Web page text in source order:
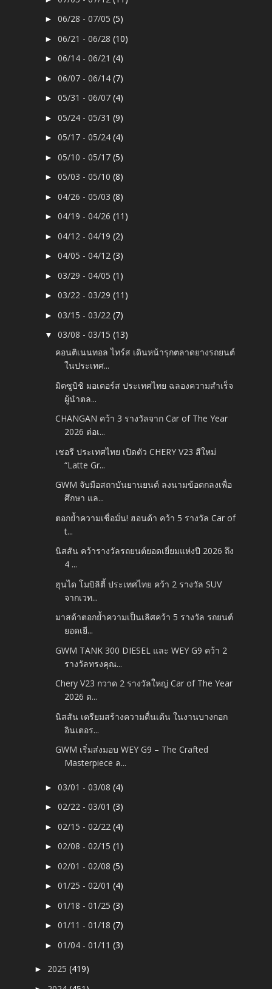
►06/28 - 07/05(5)
►06/21 - 06/28(10)
►06/14 - 06/21(4)
►06/07 - 06/14(7)
►05/31 - 06/07(4)
►05/24 - 05/31(9)
►05/17 - 05/24(4)
►05/10 - 05/17(5)
►05/03 - 05/10(8)
►04/26 - 05/03(8)
►04/19 - 04/26(11)
►04/12 - 04/19(2)
►04/05 - 04/12(3)
►03/29 - 04/05(1)
►03/22 - 03/29(11)
►03/15 - 03/22(7)
▼03/08 - 03/15(13)
คอนติเนนทอล ไทร์ส เดินหน้ารุกตลาดยางรถยนต์
ในประเทศ...
มิตซูบิชิ มอเตอร์ส ประเทศไทย ฉลองความสำเร็จ
ผู้นำตล...
CHANGAN คว้า 3 รางวัลจาก Car of The Year
2026 ต่อเ...
เชอรี ประเทศไทย เปิดตัว CHERY V23 สีใหม่
“Latte Gr...
GWM จับมือสถาบันยานยนต์ ลงนามข้อตกลงเพื่อ
ศึกษา แล...
ตอกย้ำความเชื่อมั่น! ฮอนด้า คว้า 5 รางวัล Car of
t...
นิสสัน คว้ารางวัลรถยนต์ยอดเยี่ยมแห่งปี 2026 ถึง
4 ...
ฮุนได โมบิลิตี้ ประเทศไทย คว้า 2 รางวัล SUV
จากเวท...
มาสด้าตอกย้ำความเป็นเลิศคว้า 5 รางวัล รถยนต์
ยอดเยี...
GWM TANK 300 DIESEL และ WEY G9 คว้า 2
รางวัลทรงคุณ...
Chery V23 กวาด 2 รางวัลใหญ่ Car of The Year
2026 ด...
นิสสัน เตรียมสร้างความตื่นเต้น ในงานบางกอก
อินเตอร...
GWM เริ่มส่งมอบ WEY G9 – The Crafted
Masterpiece ล...
►03/01 - 03/08(4)
►02/22 - 03/01(3)
►02/15 - 02/22(4)
►02/08 - 02/15(1)
►02/01 - 02/08(5)
►01/25 - 02/01(4)
►01/18 - 01/25(3)
►01/11 - 01/18(7)
►01/04 - 01/11(3)
► 2025(419)